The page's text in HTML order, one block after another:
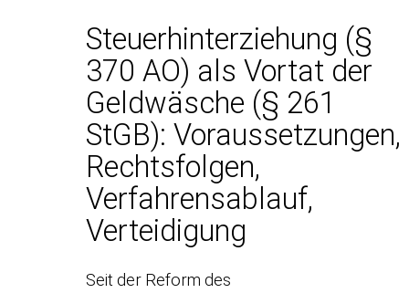
Steuerhinterziehung (§
370 AO) als Vortat der
Geldwäsche (§ 261
StGB): Voraussetzungen,
Rechtsfolgen,
Verfahrensablauf,
Verteidigung
Seit der Reform des